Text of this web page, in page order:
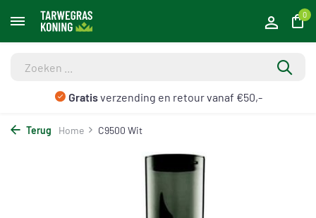
0
Gratisverzending en retour vanaf €50,-
Terug Home C9500 Wit